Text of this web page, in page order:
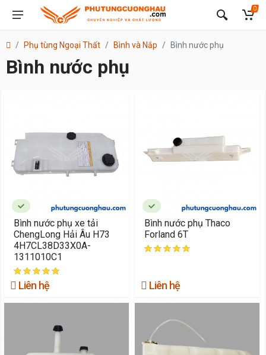
0
Phụ tùng Ngoại Thất Bình và Nắp Bình nước phụ
Bình nước phụ
Bình nước phụ xe tải
ChengLong Hải Âu H73
4H7CL38D33X0A-
1311010C1
Liên hệ
Bình nước phụ Thaco
Forland 6T
Liên hệ